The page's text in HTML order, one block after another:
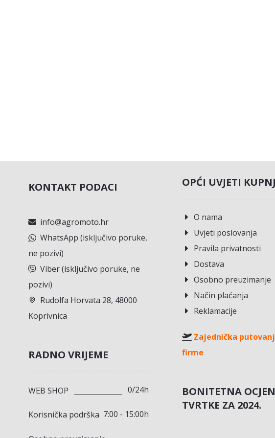
KONTAKT PODACI
info@agromoto.hr
WhatsApp (isključivo poruke,
ne pozivi)
Viber (isključivo poruke, ne
pozivi)
Rudolfa Horvata 28, 48000
Koprivnica
RADNO VRIJEME
WEB SHOP 0/24h
Korisnička podrška 7:00 - 15:00h
OPĆI UVJETI
O nama
Uvjeti poslovanja
Pravila privatnosti
Dostava
Osobno preuzimanje
Način plaćanja
Reklamacije
Zajednička
firme
BONITETNA
TVRTKE ZA 2024.